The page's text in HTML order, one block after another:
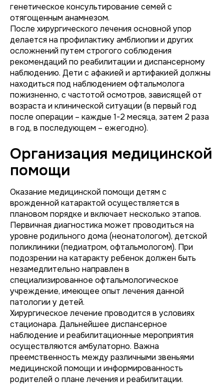
генетическое консультирование семей с
отягощенным анамнезом.
После хирургического лечения основной упор
делается на профилактику амблиопии и других
осложнений путем строгого соблюдения
рекомендаций по реабилитации и диспансерному
наблюдению. Дети с афакией и артифакией должны
находиться под наблюдением офтальмолога
пожизненно, с частотой осмотров, зависящей от
возраста и клинической ситуации (в первый год
после операции – каждые 1-2 месяца, затем 2 раза
в год, в последующем – ежегодно).
Организация медицинской
помощи
Оказание медицинской помощи детям с
врожденной катарактой осуществляется в
плановом порядке и включает несколько этапов.
Первичная диагностика может проводиться на
уровне родильного дома (неонатологом), детской
поликлиники (педиатром, офтальмологом). При
подозрении на катаракту ребенок должен быть
незамедлительно направлен в
специализированное офтальмологическое
учреждение, имеющее опыт лечения данной
патологии у детей.
Хирургическое лечение проводится в условиях
стационара. Дальнейшее диспансерное
наблюдение и реабилитационные мероприятия
осуществляются амбулаторно. Важна
преемственность между различными звеньями
медицинской помощи и информированность
родителей о плане лечения и реабилитации.